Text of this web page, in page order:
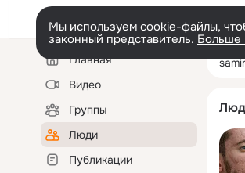
Мы используем cookie-файлы,
законный представитель. Больше
Левая
колонкаГлавная
Видео
Группы
Люди
Публикации